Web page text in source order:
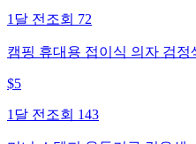
1달 전 조회 72
캠핑 휴대용 접이식 의자 검정
$5
1달 전 조회 143